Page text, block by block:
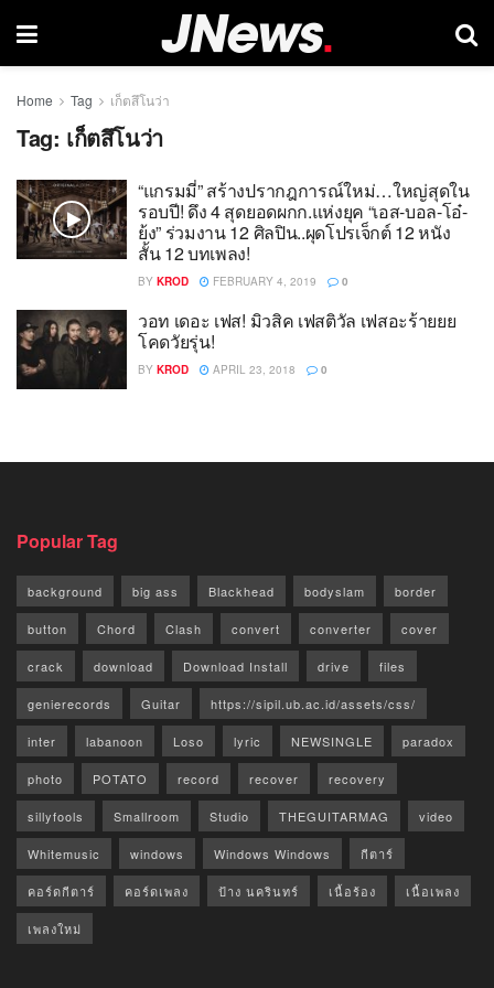
Home Tag เก็ตสึโนว่า
Tag: เก็ตสึโนว่า
“แกรมมี่” สร้างปรากฎการณ์ใหม่…ใหญ่สุดใน
รอบปี! ดึง 4 สุดยอดผกก.แห่งยุค “เอส-บอล-โอ๋-
ย้ง” ร่วมงาน 12 ศิลปิน..ผุดโปรเจ็กต์ 12 หนัง
สั้น 12 บทเพลง!
BY KROD FEBRUARY 4, 2019 0
วอท เดอะ เฟส! มิวสิค เฟสติวัล เฟสอะร้ายยย
โคดวัยรุ่น!
BY KROD APRIL 23, 2018 0
Popular Tag
background big ass Blackhead bodyslam border
button Chord Clash convert converter cover
crack download Download Install drive files
genierecords Guitar https://sipil.ub.ac.id/assets/css/
inter labanoon Loso lyric NEWSINGLE paradox
photo POTATO record recover recovery
sillyfools Smallroom Studio THEGUITARMAG video
Whitemusic windows Windows Windows กีตาร์
คอร์ดกีตาร์ คอร์ดเพลง ป้าง นครินทร์ เนื้อร้อง เนื้อเพลง
เพลงใหม่